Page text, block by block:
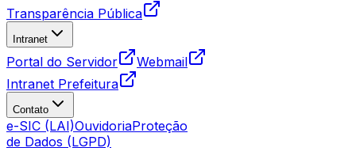
Transparência Pública
Intranet
Portal do Servidor
Webmail
Intranet Prefeitura
Contato
e-SIC (LAI)OuvidoriaProteção
de Dados (LGPD)